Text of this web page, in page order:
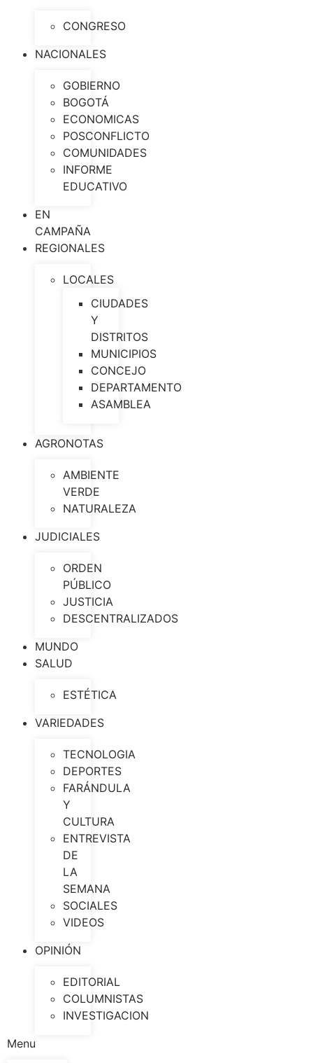
CONGRESO
NACIONALES
GOBIERNO
BOGOTÁ
ECONOMICAS
POSCONFLICTO
COMUNIDADES
INFORME
EDUCATIVO
EN
CAMPAÑA
REGIONALES
LOCALES
CIUDADES
Y
DISTRITOS
MUNICIPIOS
CONCEJO
DEPARTAMENTO
ASAMBLEA
AGRONOTAS
AMBIENTE
VERDE
NATURALEZA
JUDICIALES
ORDEN
PÚBLICO
JUSTICIA
DESCENTRALIZADOS
MUNDO
SALUD
ESTÉTICA
VARIEDADES
TECNOLOGIA
DEPORTES
FARÁNDULA
Y
CULTURA
ENTREVISTA
DE
LA
SEMANA
SOCIALES
VIDEOS
OPINIÓN
EDITORIAL
COLUMNISTAS
INVESTIGACION
Menu